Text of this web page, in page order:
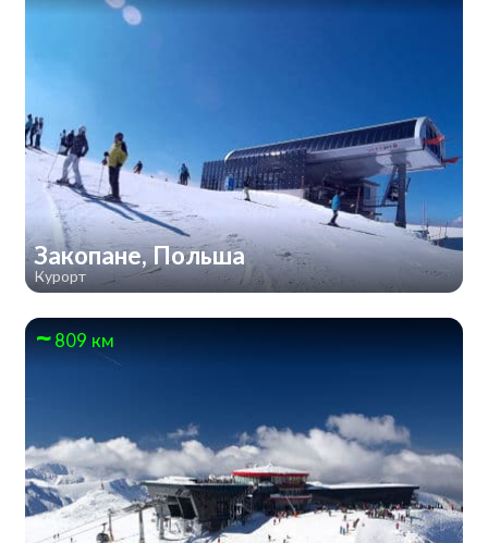
Закопане, Польша
Курорт
809 км